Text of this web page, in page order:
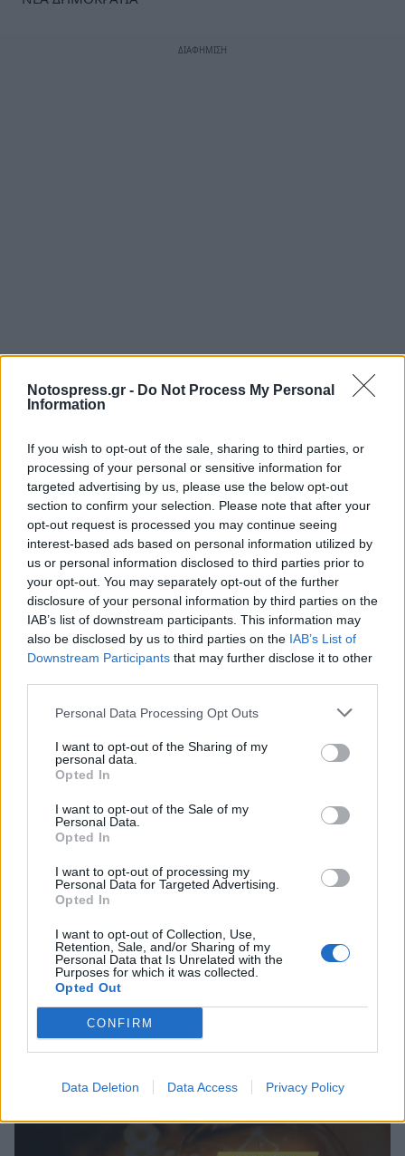
Notospress.gr - Do Not Process My Personal
Information
If you wish to opt-out of the sale, sharing to third parties, or
processing of your personal or sensitive information for
targeted advertising by us, please use the below opt-out
section to confirm your selection. Please note that after your
opt-out request is processed you may continue seeing
interest-based ads based on personal information utilized by
us or personal information disclosed to third parties prior to
your opt-out. You may separately opt-out of the further
disclosure of your personal information by third parties on the
IAB’s list of downstream participants. This information may
also be disclosed by us to third parties on the IAB’s List of
Downstream Participants that may further disclose it to other
Personal Data Processing Opt Outs
I want to opt-out of the Sharing of my
personal data.
Opted In
I want to opt-out of the Sale of my
Personal Data.
Opted In
I want to opt-out of processing my
Personal Data for Targeted Advertising.
Opted In
I want to opt-out of Collection, Use,
Retention, Sale, and/or Sharing of my
Personal Data that Is Unrelated with the
Purposes for which it was collected.
Opted Out
CONFIRM
Data Deletion Data Access Privacy Policy
Λακωνία: Ο Δημήτρης Μανιατάκος ακούει
αλλά δεν μιλάει – Θα είναι υποψήφιος
δήμαρχος Ευρώτα;
06/08/2026 13:10